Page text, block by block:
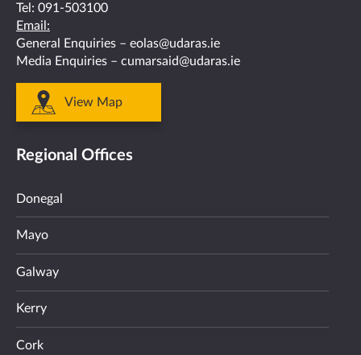
Tel: 091-503100
Email:
General Enquiries – eolas@udaras.ie
Media Enquiries – cumarsaid@udaras.ie
View Map
Regional Offices
Donegal
Mayo
Galway
Kerry
Cork